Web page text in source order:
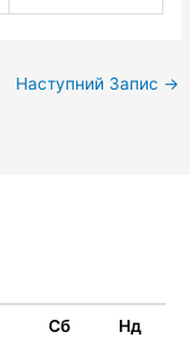
Наступний Запис →
Сб Нд